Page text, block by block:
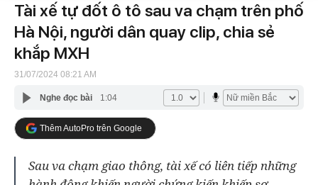
Tài xế tự đốt ô tô sau va chạm trên phố
Hà Nội, người dân quay clip, chia sẻ
khắp MXH
31/07/2024 08:21 AM
Nghe đọc bài 1:04
Thêm AutoPro trên Google
Sau va chạm giao thông, tài xế có liên tiếp những